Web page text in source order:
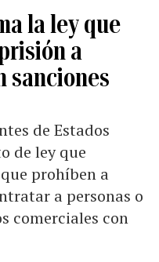
la ley que
a
sanciones
de Estados
de ley que
prohíben a
a personas o
comerciales con